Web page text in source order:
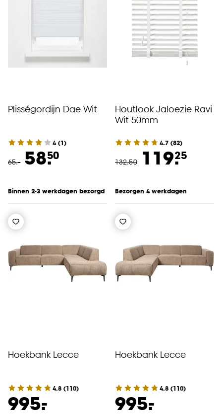
Plisségordijn Dae Wit
4(1)
65.- 58.50
Binnen 2-3 werkdagen bezorgd
Houtlook Jaloezie Ravi
Wit 50mm
4.7 (82)
132.50 119.25
Bezorgen 4 werkdagen
Hoekbank Lecce
4.8 (110)
995.
-
Hoekbank Lecce
4.8 (110)
995.
-